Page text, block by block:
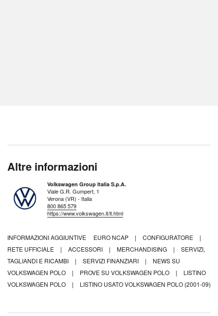
Altre informazioni
Volkswagen Group Italia S.p.A.
Viale G.R. Gumpert, 1
Verona (VR) - Italia
800 865 579
https://www.volkswagen.it/it.html
INFORMAZIONI AGGIUNTIVE EURO NCAP | CONFIGURATORE
|
RETE UFFICIALE
| ACCESSORI | MERCHANDISING |
SERVIZI,
TAGLIANDI E RICAMBI
| SERVIZI FINANZIARI |
NEWS SU
VOLKSWAGEN POLO
| PROVE SU VOLKSWAGEN POLO |
LISTINO
VOLKSWAGEN POLO
| LISTINO USATO VOLKSWAGEN POLO (2001-09)